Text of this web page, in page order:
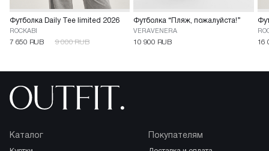
Футболка Daily Tee limited 2026
ROCKABI
7 650 RUB 9 000 RUB
Футболка “Пляж, пожалуйста!”
VERAVENERA
10 900 RUB 16
Каталог Покупателям